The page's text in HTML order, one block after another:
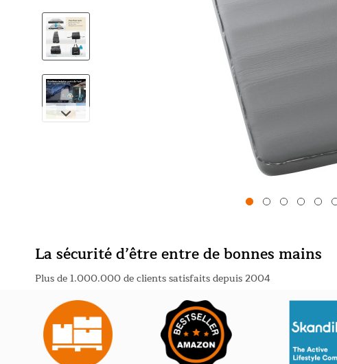
La sécurité d’être entre de bonnes mains
Plus de 1.000.000 de clients satisfaits depuis 2004